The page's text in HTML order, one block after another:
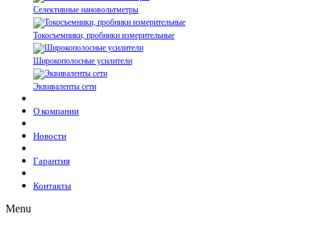
Селективные нановольтметры
Токосъемники, пробники измерительные
Широкополосные усилители
Эквиваленты сети
О компании
Новости
Гарантия
Контакты
Menu